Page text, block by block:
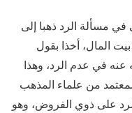
في مسألة الرد ذهبا إلى
المال، أخذا بقول
عنه في عدم الرد، وهذا
من علماء المذهب
على ذوي الفروض، وهو